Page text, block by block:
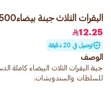
البقرات الثلاث جبنة بيضاء500جرام
12.25
توصيل في 20 دقيقة
الوصف
للسلطات والسندويشات.